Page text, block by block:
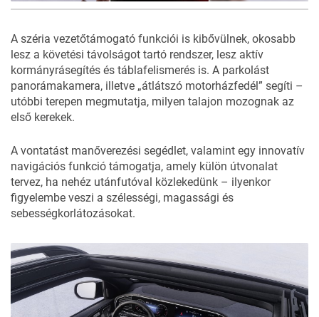
A széria vezetőtámogató funkciói is kibővülnek, okosabb
lesz a követési távolságot tartó rendszer, lesz aktív
kormányrásegítés és táblafelismerés is. A parkolást
panorámakamera, illetve „átlátszó motorházfedél” segíti –
utóbbi terepen megmutatja, milyen talajon mozognak az
első kerekek.
A vontatást manőverezési segédlet, valamint egy innovatív
navigációs funkció támogatja, amely külön útvonalat
tervez, ha nehéz utánfutóval közlekedünk – ilyenkor
figyelembe veszi a szélességi, magassági és
sebességkorlátozásokat.